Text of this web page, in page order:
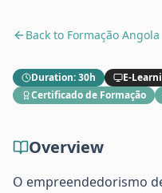
Back to Formação Angola
Duration:30h E-
Certificado de Formação
Overview
O empreendedorismo